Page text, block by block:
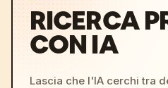
RICERCA
CON IA
Lascia che l'IA cerchi tra